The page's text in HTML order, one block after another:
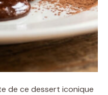
de ce dessert iconique